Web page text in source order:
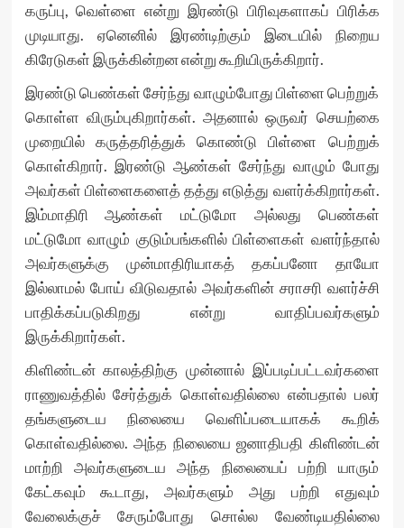
கருப்பு, வெள்ளை என்று இரண்டு பிரிவுகளாகப் பிரிக்க
முடியாது. ஏனெனில் இரண்டிற்கும் இடையில் நிறைய
கிரேடுகள் இருக்கின்றன என்று கூறியிருக்கிறார்.
இரண்டு பெண்கள் சேர்ந்து வாழும்போது பிள்ளை பெற்றுக்
கொள்ள விரும்புகிறார்கள். அதனால் ஒருவர் செயற்கை
முறையில் கருத்தரித்துக் கொண்டு பிள்ளை பெற்றுக்
கொள்கிறார். இரண்டு ஆண்கள் சேர்ந்து வாழும் போது
அவர்கள் பிள்ளைகளைத் தத்து எடுத்து வளர்க்கிறார்கள்.
இம்மாதிரி ஆண்கள் மட்டுமோ அல்லது பெண்கள்
மட்டுமோ வாழும் குடும்பங்களில் பிள்ளைகள் வளர்ந்தால்
அவர்களுக்கு முன்மாதிரியாகத் தகப்பனோ தாயோ
இல்லாமல் போய் விடுவதால் அவர்களின் சராசரி வளர்ச்சி
பாதிக்கப்படுகிறது என்று வாதிப்பவர்களும்
இருக்கிறார்கள்.
கிளிண்டன் காலத்திற்கு முன்னால் இப்படிப்பட்டவர்களை
ராணுவத்தில் சேர்த்துக் கொள்வதில்லை என்பதால் பலர்
தங்களுடைய நிலையை வெளிப்படையாகக் கூறிக்
கொள்வதில்லை. அந்த நிலையை ஜனாதிபதி கிளிண்டன்
மாற்றி அவர்களுடைய அந்த நிலையைப் பற்றி யாரும்
கேட்கவும் கூடாது, அவர்களும் அது பற்றி எதுவும்
வேலைக்குச் சேரும்போது சொல்ல வேண்டியதில்லை